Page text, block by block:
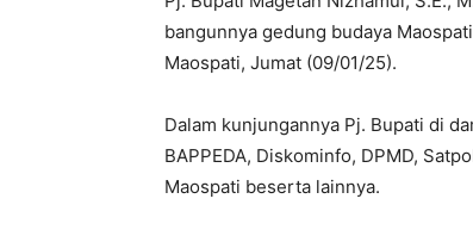
bangunnya gedung budaya
Maospati, Jumat (09/01/25).
Dalam kunjungannya Pj. Bupati di
BAPPEDA, Diskominfo, DPMD,
Maospati beserta lainnya.